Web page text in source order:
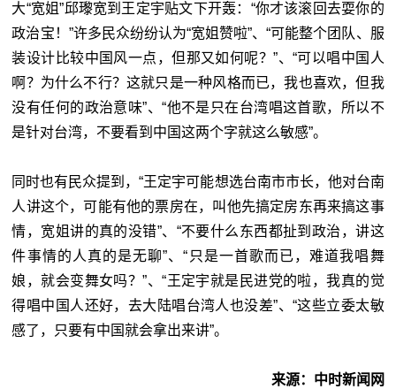
大“宽姐”邱瓈宽到王定宇贴文下开轰：“你才该滚回去耍你的
政治宝！”许多民众纷纷认为“宽姐赞啦”、“可能整个团队、服
装设计比较中国风一点，但那又如何呢？”、“可以唱中国人
啊？为什么不行？这就只是一种风格而已，我也喜欢，但我
没有任何的政治意味”、“他不是只在台湾唱这首歌，所以不
是针对台湾，不要看到中国这两个字就这么敏感”。
同时也有民众提到，“王定宇可能想选台南市市长，他对台南
人讲这个，可能有他的票房在，叫他先搞定房东再来搞这事
情，宽姐讲的真的没错”、“不要什么东西都扯到政治，讲这
件事情的人真的是无聊”、“只是一首歌而已，难道我唱舞
娘，就会变舞女吗？”、“王定宇就是民进党的啦，我真的觉
得唱中国人还好，去大陆唱台湾人也没差”、“这些立委太敏
感了，只要有中国就会拿出来讲”。
来源：中时新闻网